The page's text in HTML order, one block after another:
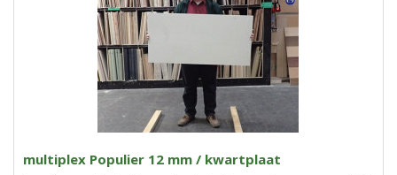
multiplex Populier 12 mm / kwartplaat